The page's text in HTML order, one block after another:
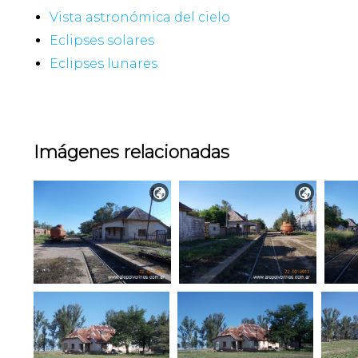
Vista astronómica del cielo
Eclipses solares
Eclipses lunares
Imágenes relacionadas
 